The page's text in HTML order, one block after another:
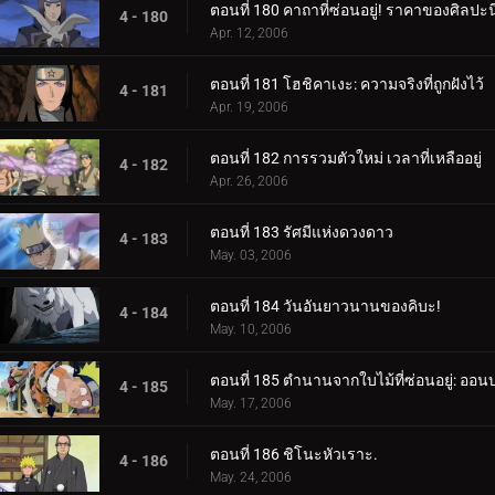
4 - 180 ตอนที่ 180 คาถาที่ซ่อนอยู่! ราคาของศิลปะ
Apr. 12, 2006
4 - 181 ตอนที่ 181 โฮชิคาเงะ: ความจริงที่ถูกฝังไว้
Apr. 19, 2006
4 - 182 ตอนที่ 182 การรวมตัวใหม่ เวลาที่เหลืออยู่
Apr. 26, 2006
4 - 183 ตอนที่ 183 รัศมีแห่งดวงดาว
May. 03, 2006
4 - 184 ตอนที่ 184 วันอันยาวนานของคิบะ!
May. 10, 2006
4 - 185 ตอนที่ 185 ตำนานจากใบไม้ที่ซ่อนอยู่: ออน
May. 17, 2006
4 - 186 ตอนที่ 186 ชิโนะหัวเราะ.
May. 24, 2006